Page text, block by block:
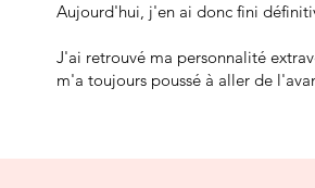
Aujourd'hui, j'en ai donc fini
J'ai retrouvé ma personnalité
m'a toujours poussé à aller de